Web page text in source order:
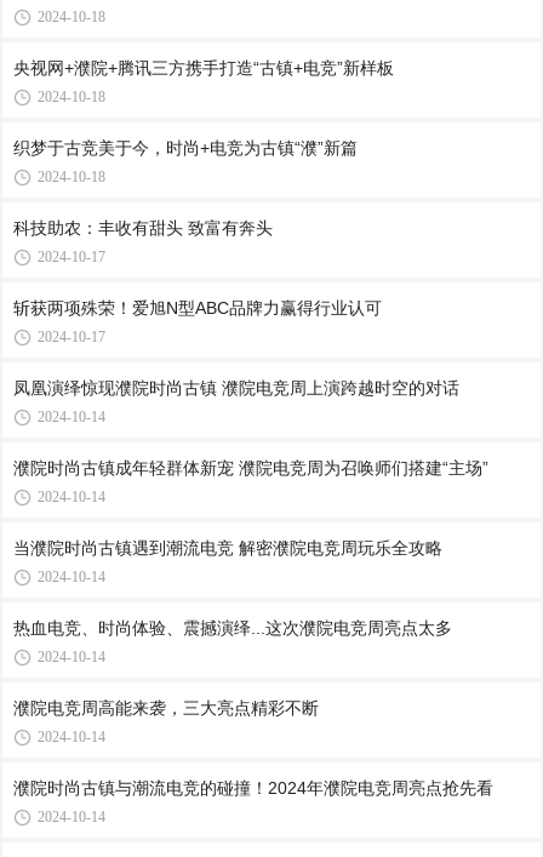
2024-10-18
央视网+濮院+腾讯三方携手打造“古镇+电竞”新样板
2024-10-18
织梦于古竞美于今，时尚+电竞为古镇“濮”新篇
2024-10-18
科技助农：丰收有甜头 致富有奔头
2024-10-17
斩获两项殊荣！爱旭N型ABC品牌力赢得行业认可
2024-10-17
凤凰演绎惊现濮院时尚古镇 濮院电竞周上演跨越时空的对话
2024-10-14
濮院时尚古镇成年轻群体新宠 濮院电竞周为召唤师们搭建“主场”
2024-10-14
当濮院时尚古镇遇到潮流电竞 解密濮院电竞周玩乐全攻略
2024-10-14
热血电竞、时尚体验、震撼演绎...这次濮院电竞周亮点太多
2024-10-14
濮院电竞周高能来袭，三大亮点精彩不断
2024-10-14
濮院时尚古镇与潮流电竞的碰撞！2024年濮院电竞周亮点抢先看
2024-10-14